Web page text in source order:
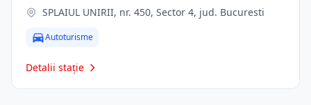
SPLAIUL UNIRII, nr. 450, Sector 4, jud. Bucuresti
Autoturisme
Detalii stație